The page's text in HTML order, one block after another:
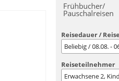
Frühbucher/
Pauschalreisen
Reisedauer /
Beliebig / 08.08. -
Reiseteilnehmer
Erwachsene2,